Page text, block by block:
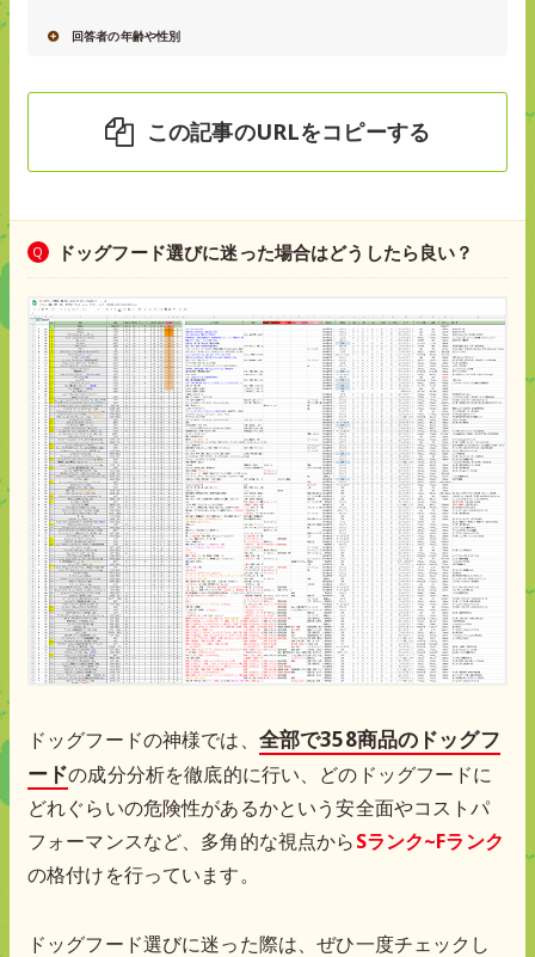
回答者の年齢や性別
この記事のURLをコピーする
ドッグフード選びに迷った場合はどうしたら良い？
ドッグフードの神様では、 全部で358商品のドッグフ
ードの成分分析を徹底的に行い、どのドッグフードに
どれぐらいの危険性があるかという安全面やコストパ
フォーマンスなど、多角的な視点からSランク~Fランク
の格付けを行っています。
ドッグフード選びに迷った際は、ぜひ一度チェックし